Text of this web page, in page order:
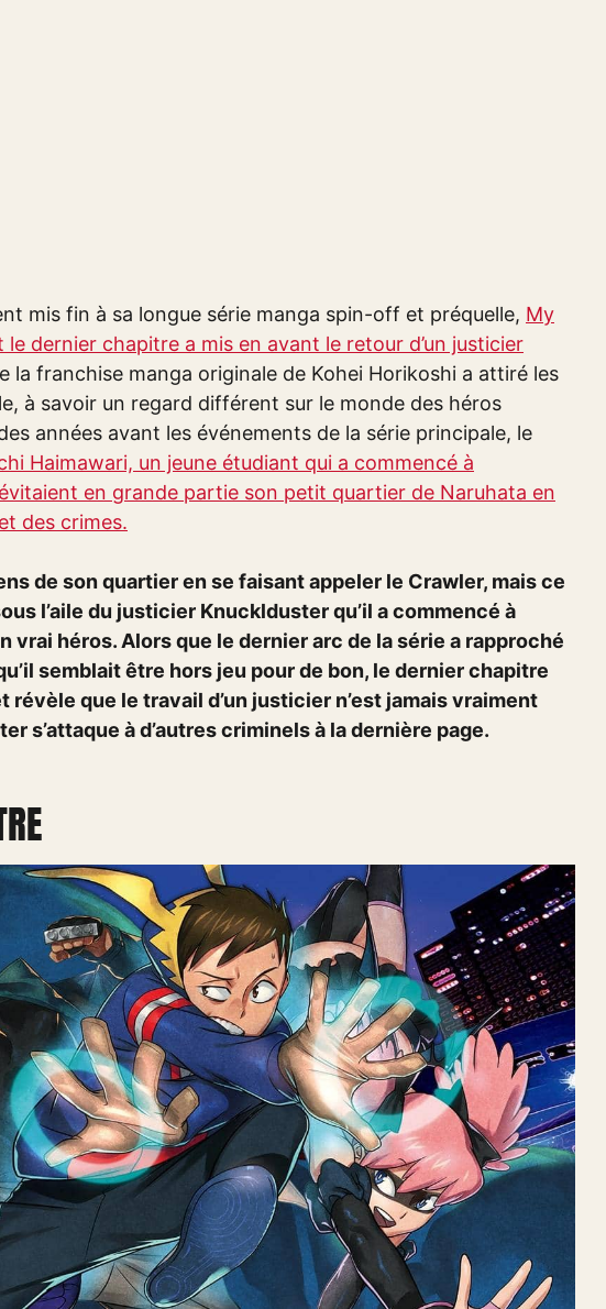
mis fin à sa longue série manga spin-off et préquelle, My
dernier chapitre a mis en avant le retour d’un justicier
la franchise manga originale de Kohei Horikoshi a attiré les
à savoir un regard différent sur le monde des héros
années avant les événements de la série principale, le
Haimawari, un jeune étudiant qui a commencé à
en grande partie son petit quartier de Naruhata en
des crimes.
de son quartier en se faisant appeler le Crawler, mais ce
l’aile du justicier Knucklduster qu’il a commencé à
vrai héros. Alors que le dernier arc de la série a rapproché
semblait être hors jeu pour de bon, le dernier chapitre
révèle que le travail d’un justicier n’est jamais vraiment
s’attaque à d’autres criminels à la dernière page.